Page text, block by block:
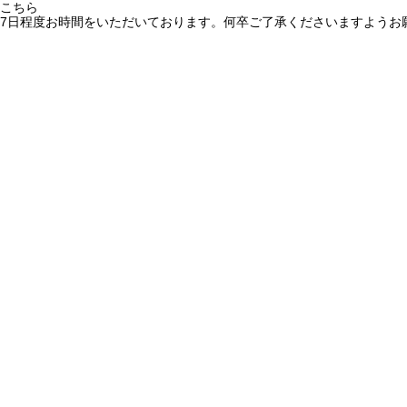
ちら
程度お時間をいただいております。何卒ご了承くださいますようお